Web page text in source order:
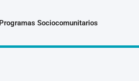
Programas Sociocomunitarios